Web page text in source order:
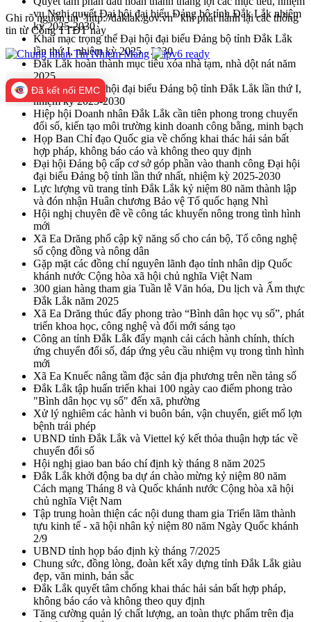
vụ Nghị quyết Đại hội đại biểu Đảng bộ tỉnh Đắk Lắk nhiệm
kỳ 2025-2030
Khai mạc trọng thể Đại hội đại biểu Đảng bộ tỉnh Đắk Lắk
lần thứ I, nhiệm kỳ 2025 - 2030
Đắk Lắk hoàn thành mục tiêu xóa nhà tạm, nhà dột nát năm
2025
Phiên trù bị Đại hội đại biểu Đảng bộ tỉnh Đắk Lắk lần thứ I,
nhiệm kỳ 2025-2030
Hiệp hội Doanh nhân Đắk Lắk cần tiên phong trong chuyển
đổi số, kiến tạo môi trường kinh doanh công bằng, minh bạch
Họp Ban Chỉ đạo Quốc gia về chống khai thác hải sản bất
hợp pháp, không báo cáo và không theo quy định
Đại hội Đảng bộ cấp cơ sở góp phần vào thanh công Đại hội
đại biểu Đảng bộ tỉnh lần thứ nhất, nhiệm kỳ 2025-2030
Lực lượng vũ trang tỉnh Đắk Lắk kỷ niệm 80 năm thành lập
và đón nhận Huân chương Bảo vệ Tổ quốc hạng Nhì
Hội nghị chuyên đề về công tác khuyến nông trong tình hình
mới
Xã Ea Drăng phổ cập kỹ năng số cho cán bộ, Tổ công nghệ
số cộng đồng và nông dân
Gặp mặt các đồng chí nguyên lãnh đạo tỉnh nhân dịp Quốc
khánh nước Cộng hòa xã hội chủ nghĩa Việt Nam
300 gian hàng tham gia Tuần lễ Văn hóa, Du lịch và Ẩm thực
Đắk Lắk năm 2025
Xã Ea Drăng thúc đẩy phong trào “Bình dân học vụ số”, phát
triển khoa học, công nghệ và đổi mới sáng tạo
Công an tỉnh Đắk Lắk đẩy mạnh cải cách hành chính, thích
ứng chuyển đổi số, đáp ứng yêu cầu nhiệm vụ trong tình hình
mới
Xã Ea Knuếc nâng tầm đặc sản địa phương trên nền tảng số
Đắk Lắk tập huấn triển khai 100 ngày cao điểm phong trào
"Bình dân học vụ số" đến xã, phường
Xử lý nghiêm các hành vi buôn bán, vận chuyển, giết mổ lợn
bệnh trái phép
UBND tỉnh Đắk Lắk và Viettel ký kết thỏa thuận hợp tác về
chuyển đổi số
Hội nghị giao ban báo chí định kỳ tháng 8 năm 2025
Đắk Lắk khởi động ba dự án chào mừng kỷ niệm 80 năm
Cách mạng Tháng 8 và Quốc khánh nước Cộng hòa xã hội
chủ nghĩa Việt Nam
Tập trung hoàn thiện các nội dung tham gia Triển lãm thành
tựu kinh tế - xã hội nhân kỷ niệm 80 năm Ngày Quốc khánh
2/9
UBND tỉnh họp báo định kỳ tháng 7/2025
Chung sức, đồng lòng, đoàn kết xây dựng tỉnh Đắk Lắk giàu
đẹp, văn minh, bản sắc
Đắk Lắk quyết tâm chống khai thác hải sản bất hợp pháp,
không báo cáo và không theo quy định
Tăng cường quản lý chất lượng, an toàn thực phẩm trên địa
Ghi rõ nguồn tin "http://daklak.gov.vn" khi phát hành lại các thông
tin từ Cổng TTĐT này
Đã kết nối EMC